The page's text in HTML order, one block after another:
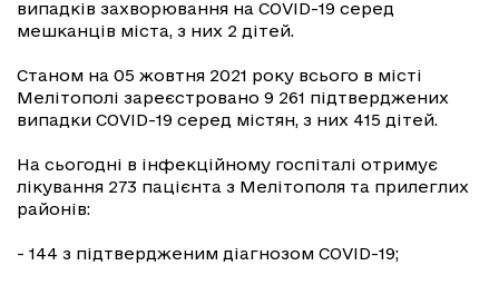
випадків захворювання на COVID-19 серед
мешканців міста, з них 2 дітей.
Станом на 05 жовтня 2021 року всього в місті
Мелітополі зареєстровано 9 261 підтверджених
випадки СOVID-19 серед містян, з них 415 дітей.
На сьогодні в інфекційному госпіталі отримує
лікування 273 пацієнта з Мелітополя та прилеглих
районів:
- 144 з підтвердженим діагнозом COVID-19;